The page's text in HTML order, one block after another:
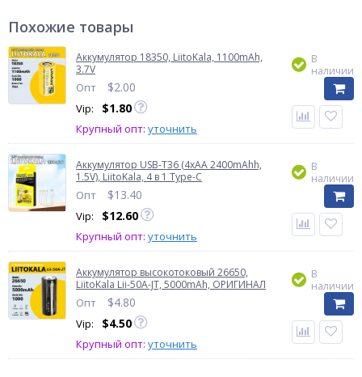
Похожие товары
Аккумулятор 18350, LiitoKala, 1100mAh,
3.7V
Опт $2.00
Vip: $1.80
Крупный опт: уточнить
В
наличии
Аккумулятор USB-T36 (4xAA 2400mAhh,
1.5V), LiitoKala, 4 в 1 Type-C
Опт $13.40
Vip: $12.60
Крупный опт: уточнить
В
наличии
Аккумулятор высокотоковый 26650,
LiitoKala Lii-50A-JT, 5000mAh, ОРИГИНАЛ
Опт $4.80
Vip: $4.50
Крупный опт: уточнить
В
наличии